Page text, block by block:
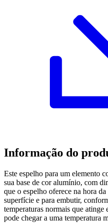
Informação do
Este espelho para um elemento
sua base de cor alumínio, com
que o espelho oferece na hora
superfície e para embutir,
temperaturas normais que atinge
pode chegar a uma temperatura